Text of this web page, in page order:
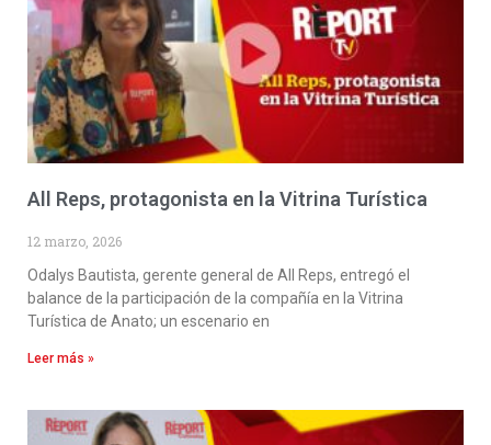
All Reps, protagonista en la Vitrina Turística
12 marzo, 2026
Odalys Bautista, gerente general de All Reps, entregó el
balance de la participación de la compañía en la Vitrina
Turística de Anato; un escenario en
Leer más »